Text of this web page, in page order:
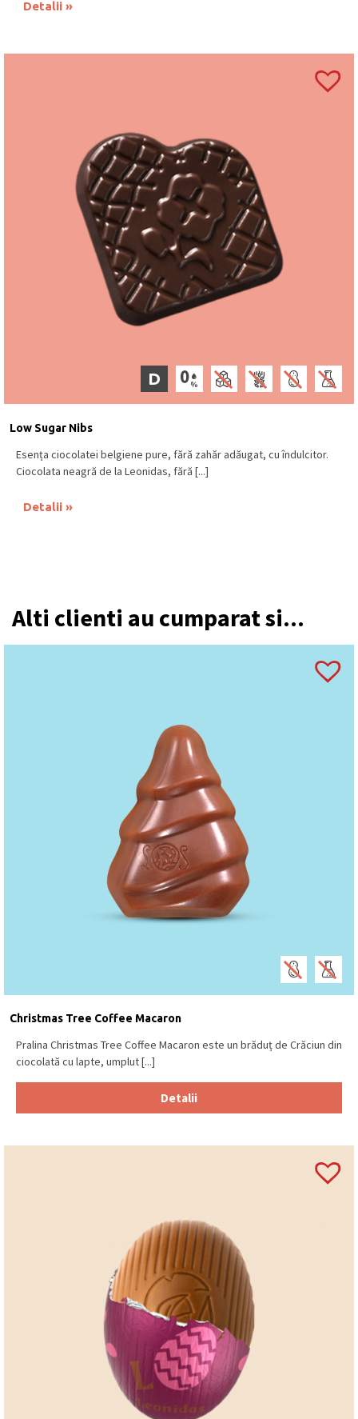
Detalii
D
Low Sugar Nibs
Esența ciocolatei belgiene pure, fără zahăr adăugat, cu îndulcitor.
Ciocolata neagră de la Leonidas, fără [...]
Detalii
Alti clienti au cumparat si...
Christmas Tree Coffee Macaron
Pralina Christmas Tree Coffee Macaron este un brăduț de Crăciun din
ciocolată cu lapte, umplut [...]
Detalii